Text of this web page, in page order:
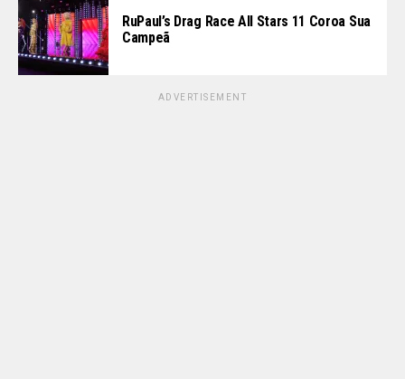
RuPaul’s Drag Race All Stars 11 Coroa Sua
Campeã
ADVERTISEMENT